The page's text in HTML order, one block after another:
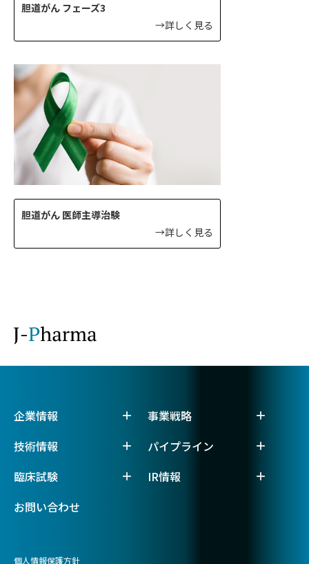
胆道がん フェーズ3
→詳しく見る
胆道がん 医師主導治験
→詳しく見る
企業情報
事業戦略
技術情報
パイプライン
臨床試験
IR情報
お問い合わせ
個人情報保護方針